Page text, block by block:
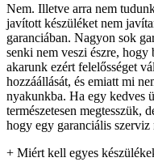
Nem. Illetve arra nem
javított készüléket nem
garanciában. Nagyon sok
senki nem veszi észre,
akarunk ezért felelősséget
hozzáállását, és emiatt mi
nyakunkba. Ha egy kedves
természetesen megtesszük,
hogy egy garanciális
+ Miért kell egyes